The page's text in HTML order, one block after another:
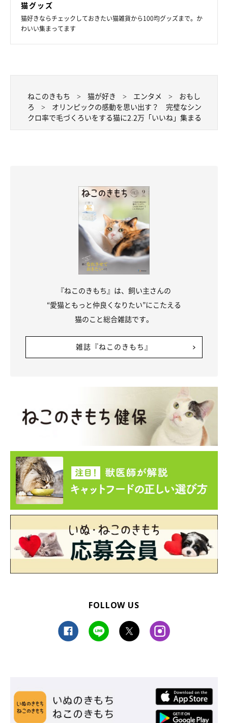
@alma3627
写真提供・取材協力／＠alma3627さん／X（旧Twitter）
※この記事は投稿者さまに取材し、了承の上制作したものです。
2026年6月時点の情報であり、現在と異なる場合があります。
猫グッズ
猫好きならチェックしておきたい猫雑貨から100均グッズまで。か
わいい集まってます
ねこのきもち 猫が好き エンタメ
おもし
ろ
オリンピックの感動を思い出す？ 完璧なシン
クロ率で毛づくろいをする猫に2.2万「いいね」集まる
『ねこのきもち』は、飼い主さんの
“愛猫ともっと仲良くなりたい”にこたえる
猫のこと総合雑誌です。
雑誌『ねこのきもち』
FOLLOW US